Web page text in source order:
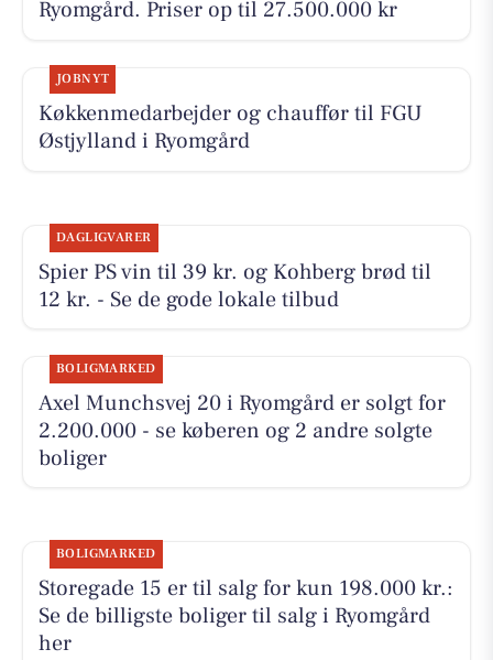
Ryomgård. Priser op til 27.500.000 kr
JOBNYT
Køkkenmedarbejder og chauffør til FGU
Østjylland i Ryomgård
DAGLIGVARER
Spier PS vin til 39 kr. og Kohberg brød til
12 kr. - Se de gode lokale tilbud
BOLIGMARKED
Axel Munchsvej 20 i Ryomgård er solgt for
2.200.000 - se køberen og 2 andre solgte
boliger
BOLIGMARKED
Storegade 15 er til salg for kun 198.000 kr.:
Se de billigste boliger til salg i Ryomgård
her